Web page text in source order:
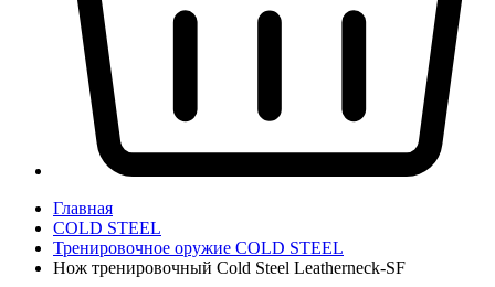
Главная
COLD STEEL
Тренировочное оружие COLD STEEL
Нож тренировочный Cold Steel Leatherneck-SF